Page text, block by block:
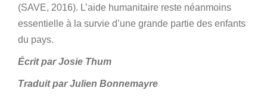
(SAVE, 2016). L’aide humanitaire reste néanmoins
essentielle à la survie d’une grande partie des enfants
du pays.
Écrit par Josie Thum
Traduit par Julien Bonnemayre